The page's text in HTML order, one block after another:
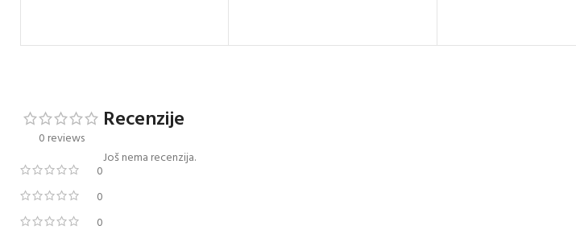
0 reviews
0
0
0
Recenzije
Još nema recenzija.